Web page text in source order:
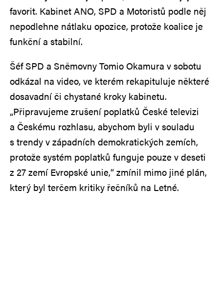
favorit. Kabinet ANO, SPD a Motoristů podle něj
nepodlehne nátlaku opozice, protože koalice je
funkční a stabilní.
Šéf SPD a Sněmovny Tomio Okamura v sobotu
odkázal na video, ve kterém rekapituluje některé
dosavadní či chystané kroky kabinetu.
„Připravujeme zrušení poplatků České televizi
a Českému rozhlasu, abychom byli v souladu
s trendy v západních demokratických zemích,
protože systém poplatků funguje pouze v deseti
z 27 zemí Evropské unie,“ zmínil mimo jiné plán,
který byl terčem kritiky řečníků na Letné.